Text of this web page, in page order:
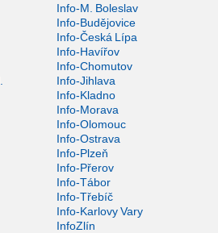
Info-M. Boleslav
Info-Budějovice
Info-Česká Lípa
Info-Havířov
Info-Chomutov
Info-Jihlava
Info-Kladno
Info-Morava
Info-Olomouc
Info-Ostrava
Info-Plzeň
Info-Přerov
Info-Tábor
Info-Třebíč
Info-Karlovy Vary
InfoZlín